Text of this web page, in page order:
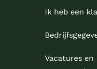
Ik heb een
Vacatures en